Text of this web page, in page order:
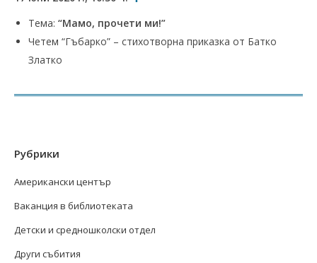
Тема: “Мамо, прочети ми!”
Четем “Гъбарко” – стихотворна приказка от Батко
Златко
Рубрики
Американски център
Ваканция в библиотеката
Детски и средношколски отдел
Други събития